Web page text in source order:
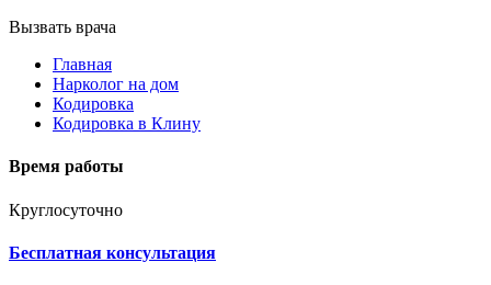
Вызвать врача
Главная
Нарколог на дом
Кодировка
Кодировка в Клину
Время работы
Круглосуточно
Бесплатная консультация